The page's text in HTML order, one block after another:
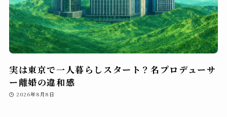
実は東京で一人暮らしスタート？名プロデューサ
ー離婚の違和感
2026年8月8日